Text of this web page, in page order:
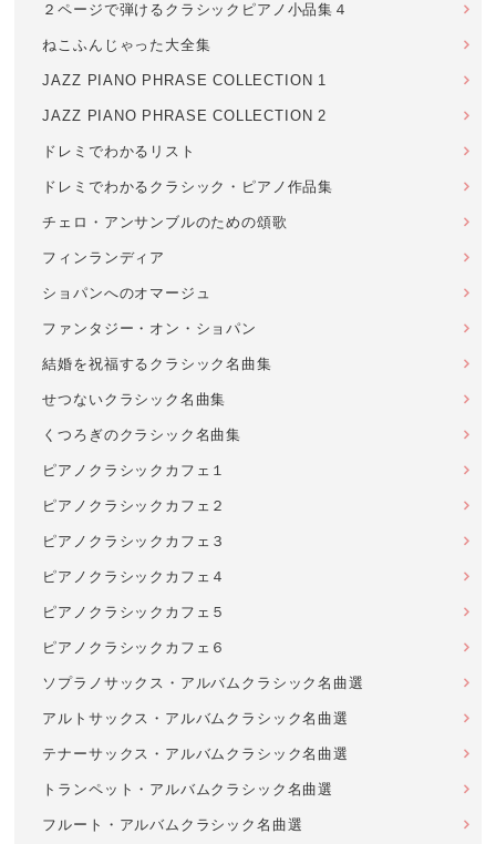
２ページで弾けるクラシックピアノ小品集４
ねこふんじゃった大全集
JAZZ PIANO PHRASE COLLECTION 1
JAZZ PIANO PHRASE COLLECTION 2
ドレミでわかるリスト
ドレミでわかるクラシック・ピアノ作品集
チェロ・アンサンブルのための頌歌
フィンランディア
ショパンへのオマージュ
ファンタジー・オン・ショパン
結婚を祝福するクラシック名曲集
せつないクラシック名曲集
くつろぎのクラシック名曲集
ピアノクラシックカフェ１
ピアノクラシックカフェ２
ピアノクラシックカフェ３
ピアノクラシックカフェ４
ピアノクラシックカフェ５
ピアノクラシックカフェ６
ソプラノサックス・アルバムクラシック名曲選
アルトサックス・アルバムクラシック名曲選
テナーサックス・アルバムクラシック名曲選
トランペット・アルバムクラシック名曲選
フルート・アルバムクラシック名曲選